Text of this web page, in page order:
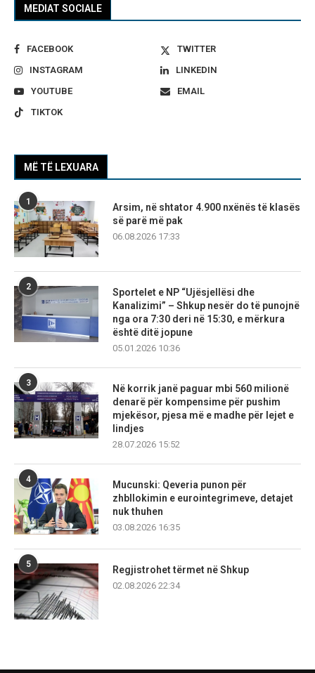
MEDIAT SOCIALE
FACEBOOK
TWITTER
INSTAGRAM
LINKEDIN
YOUTUBE
EMAIL
TIKTOK
MË TË LEXUARA
1
Arsim, në shtator 4.900 nxënës të klasës
së parë më pak
06.08.2026 17:33
2
Sportelet e NP “Ujësjellësi dhe
Kanalizimi” – Shkup nesër do të punojnë
nga ora 7:30 deri në 15:30, e mërkura
është ditë jopune
05.01.2026 10:36
3
Në korrik janë paguar mbi 560 milionë
denarë për kompensime për pushim
mjekësor, pjesa më e madhe për lejet e
lindjes
28.07.2026 15:52
4
Mucunski: Qeveria punon për
zhbllokimin e eurointegrimeve, detajet
nuk thuhen
03.08.2026 16:35
5
Regjistrohet tërmet në Shkup
02.08.2026 22:34